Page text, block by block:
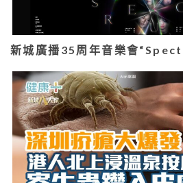
新城廣播35周年音樂會